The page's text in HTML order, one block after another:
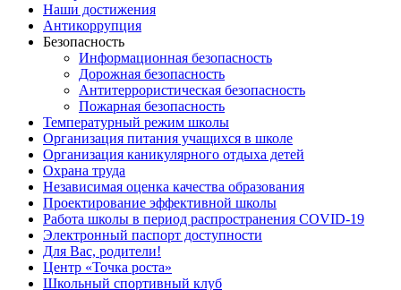
Наши достижения
Антикоррупция
Безопасность
Информационная безопасность
Дорожная безопасность
Антитеррористическая безопасность
Пожарная безопасность
Температурный режим школы
Организация питания учащихся в школе
Организация каникулярного отдыха детей
Охрана труда
Независимая оценка качества образования
Проектирование эффективной школы
Работа школы в период распространения COVID-19
Электронный паспорт доступности
Для Вас, родители!
Центр «Точка роста»
Школьный спортивный клуб